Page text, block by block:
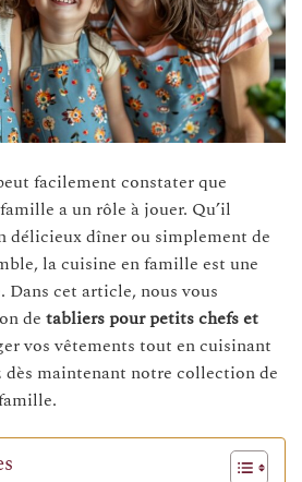
facilement constater que
a un rôle à jouer. Qu’il
délicieux dîner ou simplement de
la cuisine en famille est une
cet article, nous vous
de tabliers pour petits chefs et
vos vêtements tout en cuisinant
dès maintenant notre collection de